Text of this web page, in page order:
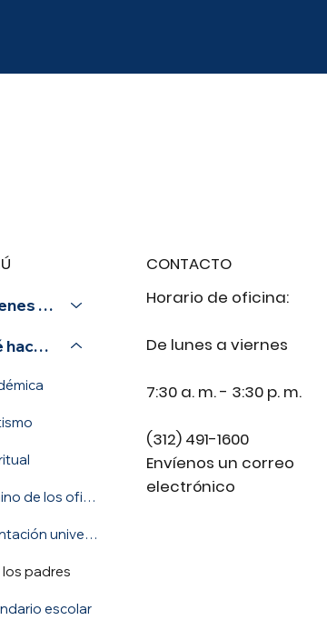
Quienes somos
Qué hacemos
Camino de los oficios
Orientación universitaria y profesional
los padres
escolar
CONTACTO
Horario de oficina:
De lunes a viernes
7:30 a. m. - 3:30 p. m.
(312) 491-1600
Envíenos un correo
electrónico